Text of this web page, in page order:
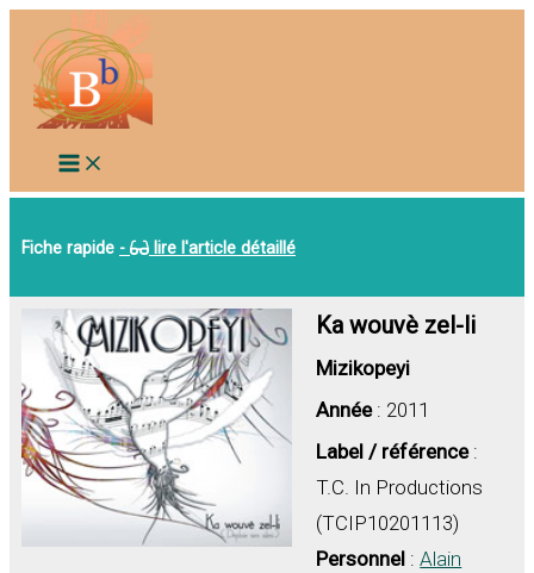
contenu
Fiche rapide - lire l'article détaillé
Ka wouvè zel-li
Mizikopeyi
Année: 2011
Label / référence:
T.C. In Productions
(TCIP10201113)
Personnel :Alain